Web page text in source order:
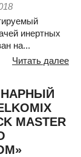
инертных
на...
Читать далее
MASTER